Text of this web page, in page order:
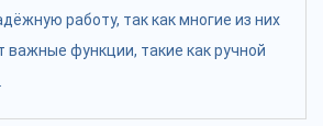
работу, так как многие из них
функции, такие как ручной